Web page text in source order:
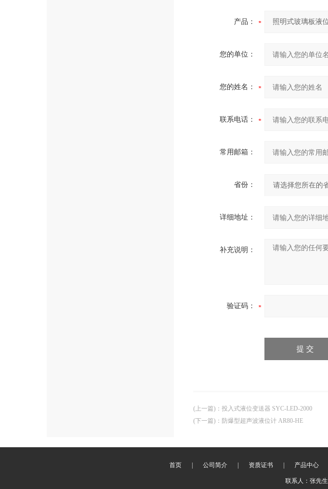
产品：
您的单位：
您的姓名：
联系电话：
常用邮箱：
省份：
详细地址：
补充说明：
验证码：
(上一篇) ： 投入式液位变送器 SYC-LED-2000
(下一篇) ： 防爆型超声波液位计 AR80-HE
首页 公司简介 资质证书 产品中心
联系人：张先